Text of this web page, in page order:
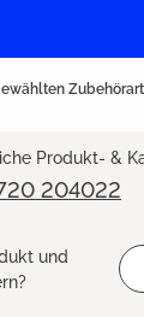
Produkt- &
204022
und